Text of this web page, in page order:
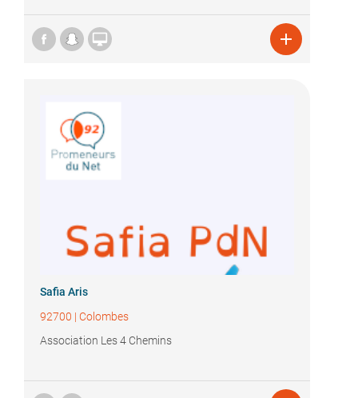
 
Safia Aris
92700 | Colombes
Association Les 4 Chemins